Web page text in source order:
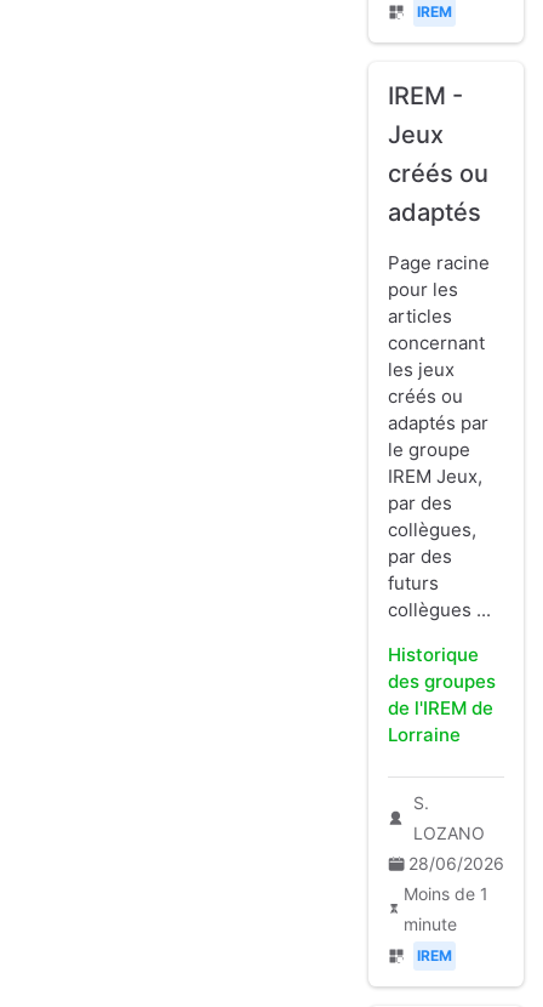
IREM
IREM -
Jeux
créés ou
adaptés
Page racine
pour les
articles
concernant
les jeux
créés ou
adaptés par
le groupe
IREM Jeux,
par des
collègues,
par des
futurs
collègues ...
Historique
des groupes
de l'IREM de
Lorraine
S.
LOZANO
28/06/2026
Moins de 1
minute
IREM